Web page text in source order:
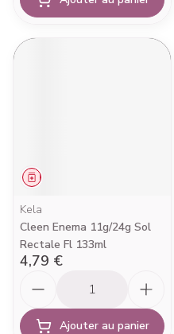
Médicament
Kela
Cleen Enema 11g/24g Sol
Rectale Fl 133ml
4,79 €
Ajouter au panier